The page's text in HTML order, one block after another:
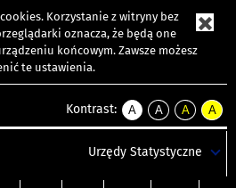
. Korzystanie z witryny bez
oznacza, że będą one
końcowym. Zawsze możesz
te ustawienia.
Kontrast:
A
kontrast
A
kontrast
tekst
czarnym
A
kontrast
tekst
czarnym
A
tekst
żółtym
Urzędy Statystyczne